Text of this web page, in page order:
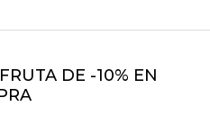
DE -10% EN